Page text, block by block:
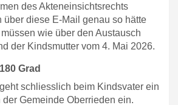
des Akteneinsichtsrechts
über diese E-Mail genau so hätte
wie über den Austausch
der Kindsmutter vom 4. Mai 2026.
Grad
schliesslich beim Kindsvater ein
Gemeinde Oberrieden ein.